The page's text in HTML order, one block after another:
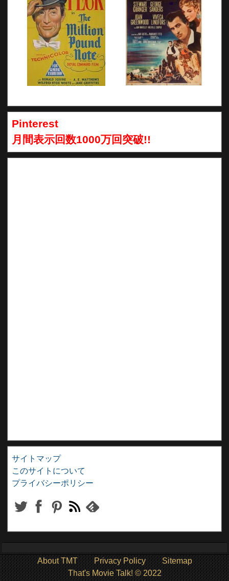
Pinterest
月間表示回数1000万回突破!!
サイトマップ
このサイトについて
プライバシーポリシー
About TMT Privacy Policy
Sitemap
That's Movie Talk! © 2022